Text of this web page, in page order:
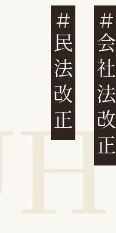
民法改正 会社法改正